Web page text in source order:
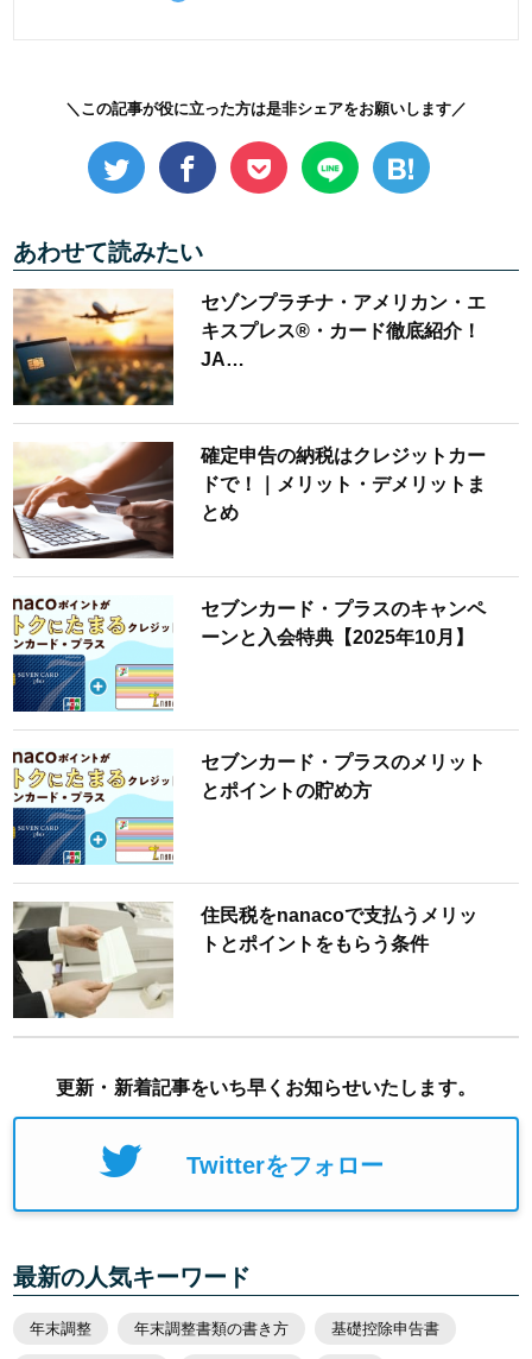
＼この記事が役に立った方は是非シェアをお願いします／
あわせて読みたい
セゾンプラチナ・アメリカン・エ
キスプレス®・カード徹底紹介！
JA…
確定申告の納税はクレジットカー
ドで！｜メリット・デメリットま
とめ
セブンカード・プラスのキャンペ
ーンと入会特典【2025年10月】
セブンカード・プラスのメリット
とポイントの貯め方
住民税をnanacoで支払うメリッ
トとポイントをもらう条件
更新・新着記事をいち早くお知らせいたします。
Twitterをフォロー
最新の人気キーワード
年末調整 年末調整書類の書き方 基礎控除申告書